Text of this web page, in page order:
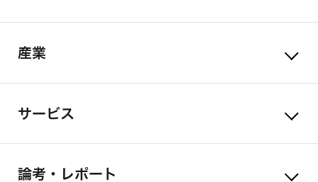
産業
サービス
論考・レポート